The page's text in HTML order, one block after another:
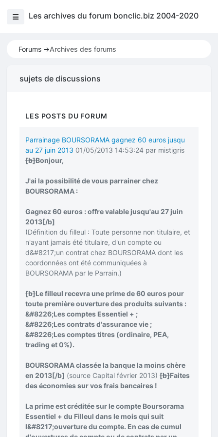
Les archives du forum bonclic.biz 2004-2020
Forums ->Archives des forums
sujets de discussions
LES POSTS DU FORUM
Parrainage BOURSORAMA gagnez 60 euros jusqu
au 27 juin 2013 01/05/2013 14:53:24 par mistigris
[b]Bonjour,
J'ai la possibilité de vous parrainer chez
BOURSORAMA :
Gagnez 60 euros : offre valable jusqu'au 27 juin
2013[/b]
(Définition du filleul : Toute personne non titulaire, et
n'ayant jamais été titulaire, d'un compte ou
d&#8217;un contrat chez BOURSORAMA dont les
coordonnées ont été communiquées à
BOURSORAMA par le Parrain.)
[b]Le filleul recevra une prime de 60 euros pour
toute première ouverture des produits suivants :
&#8226;Les comptes Essentiel + ;
&#8226;Les contrats d'assurance vie ;
&#8226;Les comptes titres (ordinaire, PEA,
trading et 0%).
BOURSORAMA classée la banque la moins chère
en 2013[/b] (source Capital février 2013) [b]Faites
des économies sur vos frais bancaires !
La prime est créditée sur le compte Boursorama
Essentiel + du Filleul dans le mois qui suit
l&#8217;ouverture du compte. En cas de cumul